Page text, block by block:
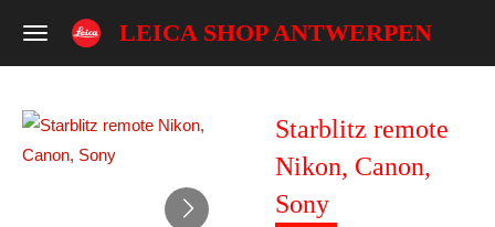
Ga
de
LEICA SHOP ANTWERPEN
Starblitz remote
Nikon, Canon,
Sony